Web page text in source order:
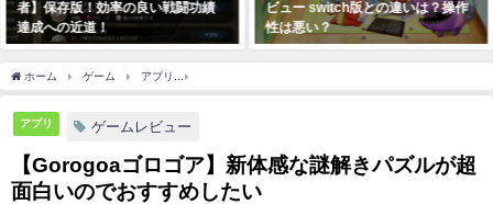
者】保存版！効率の良い戦闘功績
達成への近道！
ビュー switch版との違いは？操作
性は悪い？
ホーム ゲーム アプリ
アプリ ゲームレビュー
【Gorogoaゴロゴア】新体感な謎解きパズルが超
面白いのでおすすめしたい